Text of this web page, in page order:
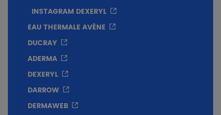
INSTAGRAM DEXERYL
EAU THERMALE AVÈNE
DUCRAY
ADERMA
DEXERYL
DARROW
DERMAWEB